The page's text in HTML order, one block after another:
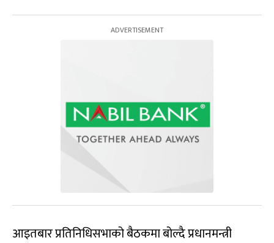
आइतबार प्रतिनिधिसभाको बैठकमा बोल्दै प्रधानमन्त्री